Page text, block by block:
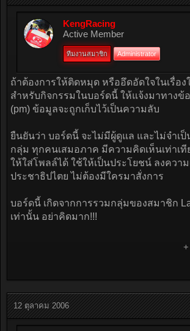
KengRacing
Active Member
ทีมงานสมาชิก Administrator
ถ้าต้องการให้ติดหมุด หรืออึดอัดใจในเรื่อง
สำหรับกิจกรรมในบอร์ดนี้ ให้แจ้งมาทางข้
(pm) ข้อมูลจะถูกเก็บไว้เป็นความลับ
ยืนยันว่า บอร์ดนี้ จะไม่มีผู้ดูแล และไม่จำเ
กลุ่ม ทุกคนเสมอภาค มีความคิดเห็นเท่าเ
ให้ใส่โพลล์ได้ ใช้ให้เป็นประโยชน์ ลงควา
ประชาธิปไตย ไม่ต้องมีใครมาสั่งการ
บอร์ดนี้ เกิดจากการรวมกลุ่มของสมาชิก
เท่านั้น อย่าคิดมาก!!!
12 ตุลาคม 2006